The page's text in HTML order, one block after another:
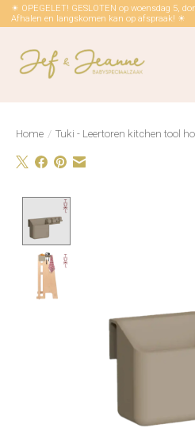
☀ OPEGELET! GESLOTEN op woensdag 5,
Afhalen en langskomen kan op afspraak! ☀
Home / Tuki - Leertoren kitchen tool